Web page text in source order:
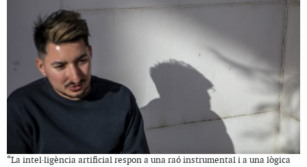
“La intel·ligència artificial respon a una raó instrumental i a una lògica